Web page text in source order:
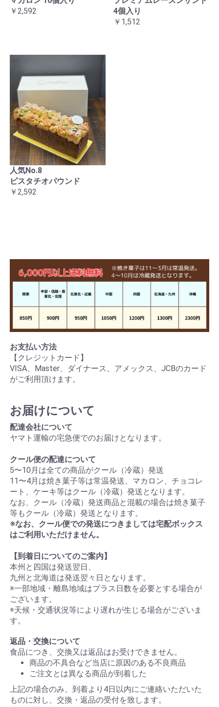
￥2,592
4個入り
￥1,512
人気No.8
ピスタチオパウンド
￥2,592
お支払い方法
【クレジットカード】
VISA、Master、ダイナース、アメックス、JCBのカード
がご利用頂けます。
お届けについて
配達会社について
ヤマト運輸の宅急便でのお届けとなります。
クール便の配達について
5〜10月は全ての商品がクール（冷蔵）発送
11〜4月は焼き菓子等は常温発送、マカロン、チョコレ
ート、ケーキ等はクール（冷蔵）発送となります。
なお、クール（冷蔵）発送商品と混載の場合は焼き菓子
等もクール（冷蔵）発送となります。
※なお、クール便での発送につきましては宅配ボックス
はご利用いただけません。
【到着日についてのご案内】
本州と四国は発送翌日、
九州と北海道は発送翌々日となります。
※一部地域・離島地域はプラス日数を必要とする場合が
ございます。
※天候・交通状況等により遅れが生じる場合がございま
す。
返品・交換について
食品につき、交換又は返品はお受けできません。
商品の不具合など当店に原因のある不良商品
ご注文とは異なる商品が到着した
上記の場合のみ、到着より4日以内にご連絡いただいた
ものに対し、交換・返品の受付を致します。